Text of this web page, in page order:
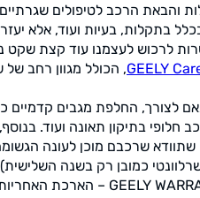
והבאת הרכב לטיפולים שגרתיים
בתקלות, בעיות ועוד, אלא
לרכוש לעצמנו עוד קצת שקט
GEELY, הכולל מגוון רחב של
לצורך, החלפת מגבים קדמיים
בתיקון תאונה ועוד.
שתוודא שרכבם מוכן לעונה
כמובן רק בשנה
GEELY – הארכת